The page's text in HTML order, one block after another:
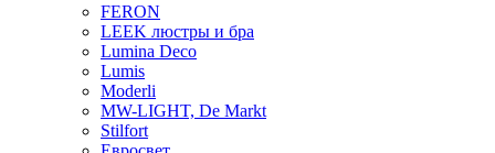
FERON
LEEK люстры и бра
Lumina Deco
Lumis
Moderli
MW-LIGHT, De Markt
Stilfort